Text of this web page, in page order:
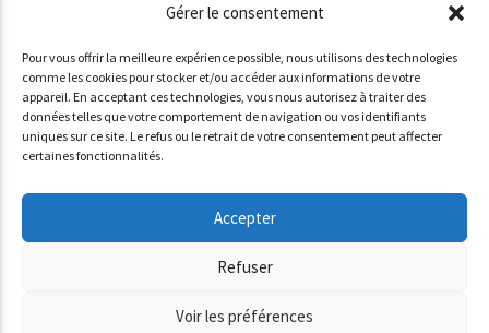
Gérer le consentement
Pour vous offrir la meilleure expérience possible, nous utilisons des technologies
comme les cookies pour stocker et/ou accéder aux informations de votre
appareil. En acceptant ces technologies, vous nous autorisez à traiter des
données telles que votre comportement de navigation ou vos identifiants
uniques sur ce site. Le refus ou le retrait de votre consentement peut affecter
certaines fonctionnalités.
Accepter
Refuser
Voir les préférences
Copyright 2025 www agoracotedazur.fr - Site réalisé par
l'agence webinformatiques.com
AGORA CÔTE D’AZUR PODCASTS
NOS STUDIOS